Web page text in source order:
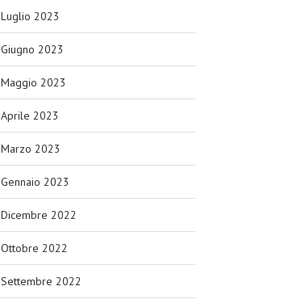
Luglio 2023
Giugno 2023
Maggio 2023
Aprile 2023
Marzo 2023
Gennaio 2023
Dicembre 2022
Ottobre 2022
Settembre 2022